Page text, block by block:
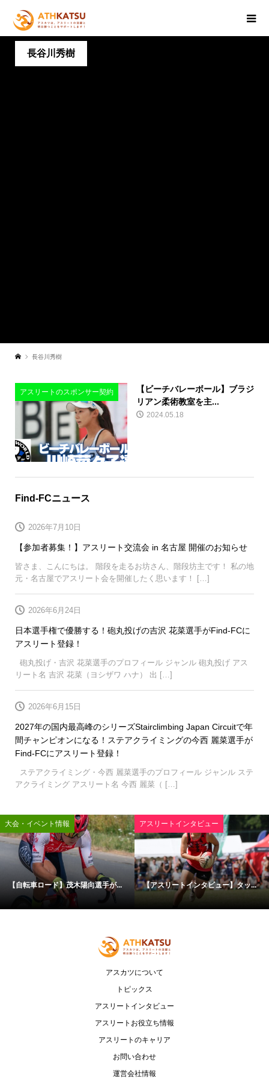
長谷川秀樹
長谷川秀樹
アスリートのスポンサー契約
​【ビーチバレーボール】ブラジ
リアン柔術教室を主...
2024.05.18
Find-FCニュース
【参加者募集！】アスリート交流会 in 名古屋 開催のお知らせ
2026年7月10日
皆さま、こんにちは。 階段を走るお坊さん、階段坊主です！ 私の地
元・名古屋でアスリート会を開催したく思います！ […]
日本選手権で優勝する！砲丸投げの吉沢 花菜選手がFind-FCに
アスリート登録！
2026年6月24日
砲丸投げ・吉沢 花菜選手のプロフィール ジャンル 砲丸投げ アス
リート名 吉沢 花菜（ヨシザワ ハナ） 出 […]
2027年の国内最高峰のシリーズStairclimbing Japan Circuitで年
間チャンピオンになる！ステアクライミングの今西 麗菜選手が
Find-FCにアスリート登録！
2026年6月15日
ステアクライミング・今西 麗菜選手のプロフィール ジャンル ステ
アクライミング アスリート名 今西 麗菜（ […]
大会・イベント情報
【自転車ロード】茂木陽向選手が...
アスリートインタビュー
【アスリートインタビュー】タッ...
アスカツについて
トピックス
アスリートインタビュー
アスリートお役立ち情報
アスリートのキャリア
お問い合わせ
運営会社情報